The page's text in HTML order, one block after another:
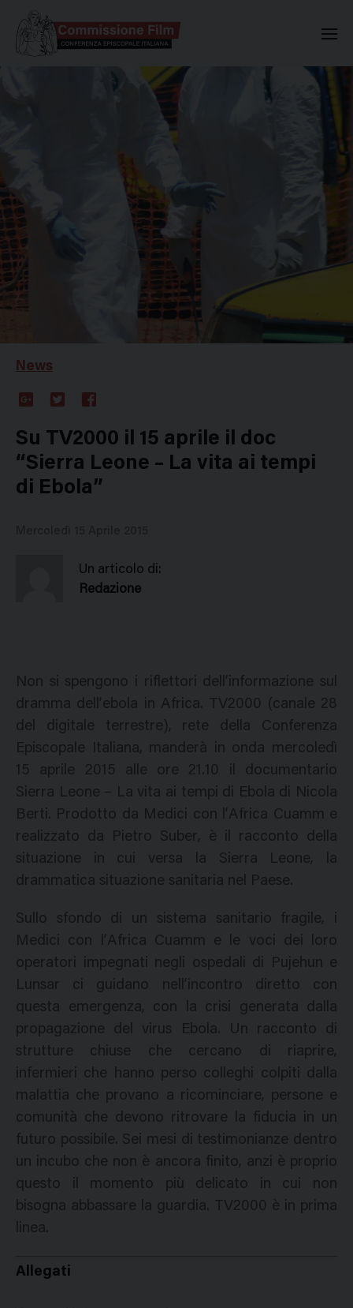
News
Plus
Su TV2000 il 15 aprile il doc
“Sierra Leone – La vita ai tempi
di Ebola”
Un articolo di:
Redazione
Non si spengono i riflettori dell’informazione sul
dramma dell’ebola in Africa. TV2000 (canale 28
del digitale terrestre), rete della Conferenza
Episcopale Italiana, manderà in onda mercoledì
15 aprile 2015 alle ore 21.10 il documentario
Sierra Leone – La vita ai tempi di Ebola di Nicola
Berti. Prodotto da Medici con l’Africa Cuamm e
realizzato da Pietro Suber, è il racconto della
situazione in cui versa la Sierra Leone, la
drammatica situazione sanitaria nel Paese.
Sullo sfondo di un sistema sanitario fragile, i
Medici con l’Africa Cuamm e le voci dei loro
operatori impegnati negli ospedali di Pujehun e
Lunsar ci guidano nell’incontro diretto con
questa emergenza, con la crisi generata dalla
propagazione del virus Ebola. Un racconto di
strutture chiuse che cercano di riaprire,
infermieri che hanno perso colleghi colpiti dalla
malattia che provano a ricominciare, persone e
comunità che devono ritrovare la fiducia in un
futuro possibile. Sei mesi di testimonianze dentro
un incubo che non è ancora finito, anzi è proprio
questo il momento più delicato in cui non
bisogna abbassare la guardia. TV2000 è in prima
linea.
Allegati